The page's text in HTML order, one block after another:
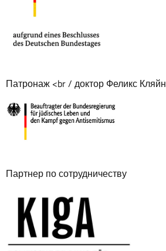
Патронаж <br / доктор Феликс Кляйн
Партнер по сотрудничеству